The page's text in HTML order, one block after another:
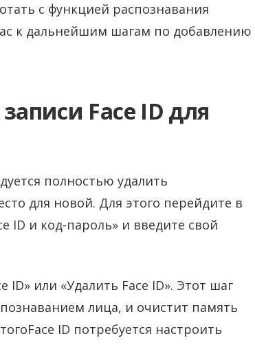
с функцией распознавания
к дальнейшим шагам по добавлению
Face ID для
полностью удалить
для новой. Для этого перейдите в
ID и код-пароль» и введите свой
или «Удалить Face ID». Этот шаг
лица, и очистит память
ID потребуется настроить